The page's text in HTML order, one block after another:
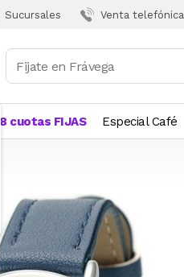
Sucursales Venta telefónica
18 cuotas FIJAS Especial Café